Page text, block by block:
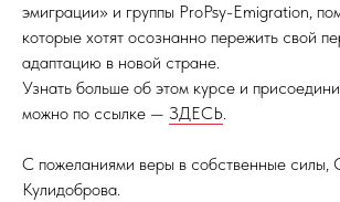
эмиграции» и группы ProPsy-Emigration,
которые хотят осознанно пережить свой
адаптацию в новой стране.
Узнать больше об этом курсе и
можно по ссылке — ЗДЕСЬ.
С пожеланиями веры в собственные силы,
Кулидоброва.